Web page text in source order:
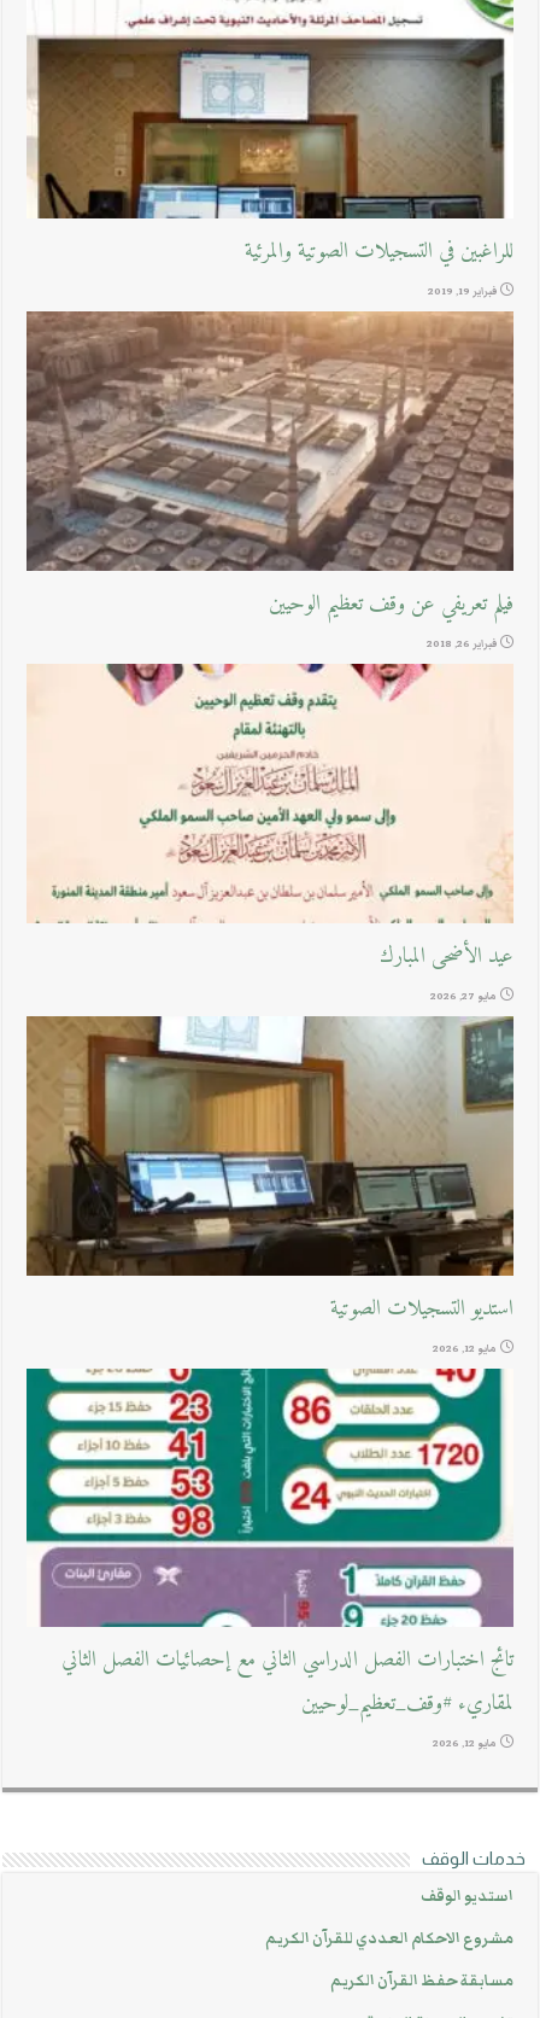
للراغبين في التسجيلات الصوتية والمرئية
فبراير 19, 2019
فيلم تعريفي عن وقف تعظيم الوحيين
فبراير 26, 2018
عيد الأضحى المبارك
مايو 27, 2026
استديو التسجيلات الصوتية
مايو 12, 2026
تائج اختبارات الفصل الدراسي الثاني مع إحصائيات الفصل الثاني
لمقاريء #وقف_تعظيم_لوحيين
مايو 12, 2026
خدمات الوقف
استديو الوقف
مشروع الاحكام العددي للقرآن الكريم
مسابقة حفظ القرآن الكريم